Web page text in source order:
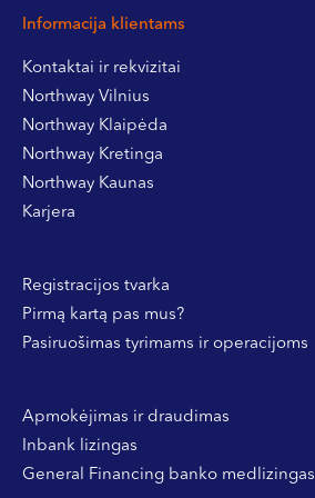
Informacija klientams
Kontaktai ir rekvizitai
Northway Vilnius
Northway Klaipėda
Northway Kretinga
Northway Kaunas
Karjera
Registracijos tvarka
Pirmą kartą pas mus?
Pasiruošimas tyrimams ir operacijoms
Apmokėjimas ir draudimas
Inbank lizingas
General Financing banko medlizingas